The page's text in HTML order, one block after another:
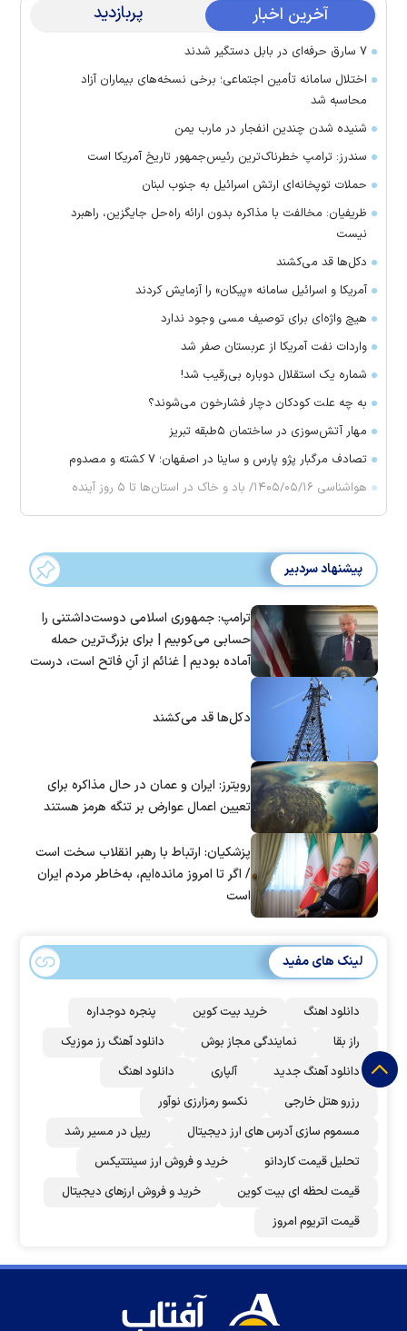
آخرین اخبار پربازدید
۷ سارق حرفه‌ای در بابل دستگیر شدند
اختلال سامانه تأمین اجتماعی؛ برخی نسخه‌های بیماران آزاد
محاسبه شد
شنیده شدن چندین انفجار در مارب یمن
سندرز: ترامپ خطرناک‌ترین رئیس‌جمهور تاریخ آمریکا است
حملات توپخانه‌ای ارتش اسرائیل به جنوب لبنان
ظریفیان: مخالفت با مذاکره بدون ارائه راه‌حل جایگزین، راهبرد
نیست
دکل‌ها قد می‌کشند
آمریکا و اسرائیل سامانه «پیکان» را آزمایش کردند
هیچ واژه‌ای برای توصیف مسی وجود ندارد
واردات نفت آمریکا از عربستان صفر شد
شماره یک استقلال دوباره بی‌رقیب شد!
به چه علت کودکان دچار فشارخون می‌شوند؟
مهار آتش‌سوزی در ساختمان ۵‌طبقه تبریز
تصادف مرگبار پژو پارس و ساینا در اصفهان؛ ۷ کشته و مصدوم
هواشناسی ۱۴۰۵/۰۵/۱۶/ باد و خاک در استان‌ها تا ۵ روز آینده
پیشنهاد سردبیر
ترامپ: جمهوری اسلامی دوست‌داشتنی را
حسابی می‌کوبیم | برای بزرگ‌ترین حمله
آماده بودیم | غنائم از آنِ فاتح است، درست
دکل‌ها قد می‌کشند
رویترز: ایران و عمان در حال مذاکره برای
تعیین اعمال عوارض بر تنگه هرمز هستند
پزشکیان: ارتباط با رهبر انقلاب سخت است
/ اگر تا امروز مانده‌ایم، به‌خاطر مردم ایران
است
لینک های مفید
دانلود اهنگ خرید بیت کوین
پنجره دوجداره
راز بقا
نمایندگی مجاز بوش
دانلود آهنگ رز‌ موزیک
دانلود آهنگ جدید
آلپاری
دانلود اهنگ
رزرو هتل خارجی
نکسو رمزارزی نوآور
مسموم سازی آدرس های ارز دیجیتال
ریپل در مسیر رشد
تحلیل قیمت کاردانو
خرید و فروش ارز سینتتیکس
قیمت لحظه ای بیت کوین
خرید و فروش ارزهای دیجیتال
قیمت اتریوم امروز